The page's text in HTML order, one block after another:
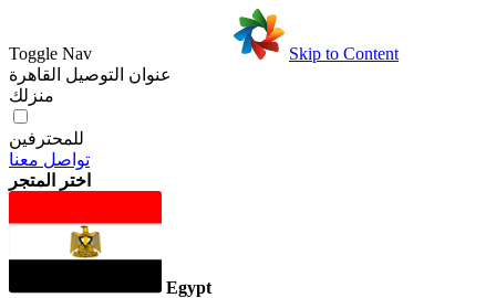
Toggle Nav
Skip to Content
عنوان التوصيل القاهرة
منزلك
للمحترفين
تواصل معنا
اختر المتجر
Egypt